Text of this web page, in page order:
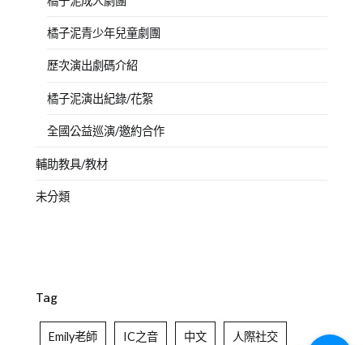
橘子泥青少年兒童劇團
歷次演出劇碼介紹
橘子泥演出紀錄/花絮
全國公益巡演/邀約合作
輔助教具/教材
未分類
Tag
Emily老師 IC之音 中文 人際社交